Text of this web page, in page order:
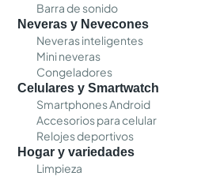
Barra de sonido
Neveras y Nevecones
Neveras inteligentes
Mini neveras
Congeladores
Celulares y Smartwatch
Smartphones Android
Accesorios para celular
Relojes deportivos
Hogar y variedades
Limpieza